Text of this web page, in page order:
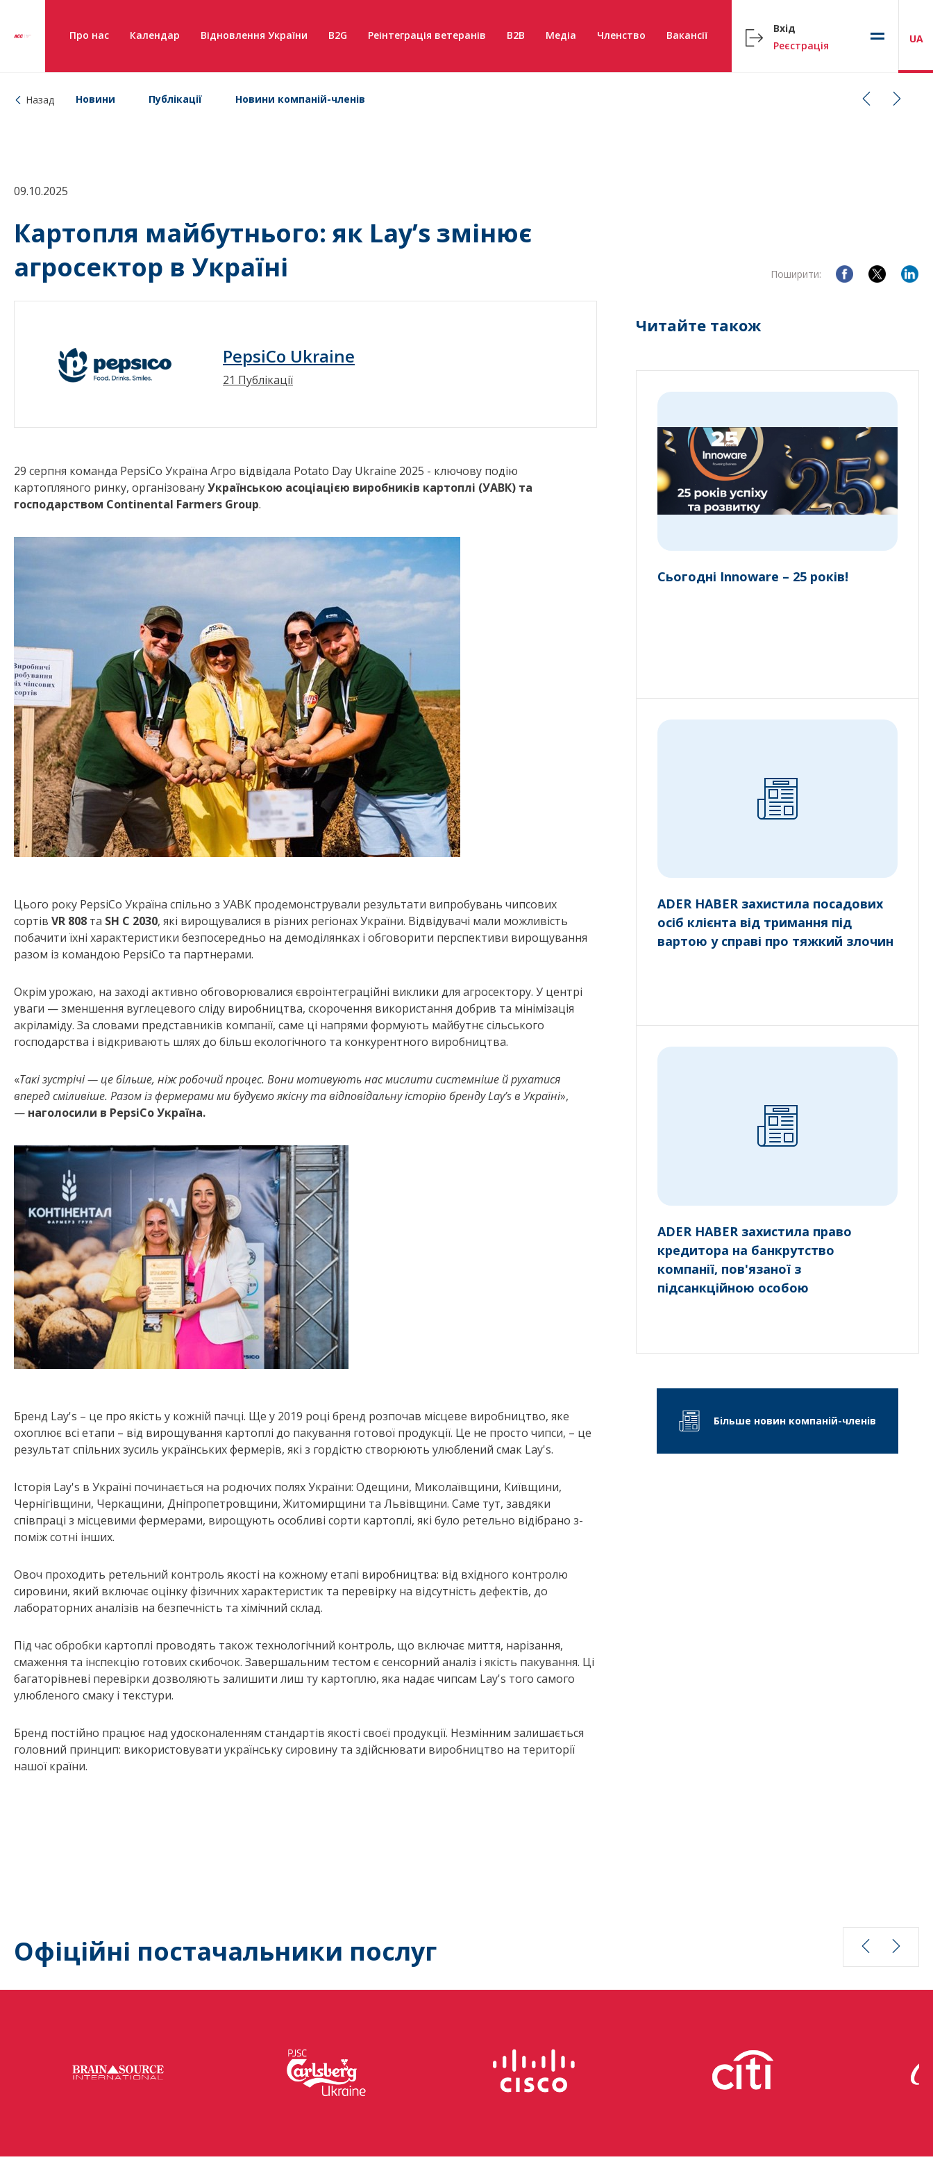
Про нас Календар Відновлення України B2G Реінтеграція ветеранів B2B Медіа Членство Вакансії
Вхід
Реєстрація
UA
Назад Новини Публікації Новини компаній-членів
09.10.2025
Картопля майбутнього: як Lay’s змінює
агросектор в Україні
Поширити:
PepsiCo Ukraine
21 Публікації
29 серпня команда PepsiCo Україна Агро відвідала Potato Day Ukraine 2025 - ключову подію
картопляного ринку, організовануУкраїнською асоціацією виробників картоплі (УАВК) та
господарством Continental Farmers Group.
Цього року PepsiCo Україна спільно з УАВК продемонстрували результати випробувань чипсових
сортів VR 808 та SH C 2030, які вирощувалися в різних регіонах України. Відвідувачі мали можливість
побачити їхні характеристики безпосередньо на демоділянках і обговорити перспективи вирощування
разом із командою PepsiCo та партнерами.
Окрім урожаю, на заході активно обговорювалися євроінтеграційні виклики для агросектору. У центрі
уваги — зменшення вуглецевого сліду виробництва, скорочення використання добрив та мінімізація
акріламіду. За словами представників компанії, саме ці напрями формують майбутнє сільського
господарства і відкривають шлях до більш екологічного та конкурентного виробництва.
«Такі зустрічі — це більше, ніж робочий процес. Вони мотивують нас мислити системніше й рухатися
вперед сміливіше. Разом із фермерами ми будуємо якісну та відповідальну історію бренду Lay’s в Україні»,
— наголосили в PepsiCo Україна.
Бренд Lay's – це про якість у кожній пачці. Ще у 2019 році бренд розпочав місцеве виробництво, яке
охоплює всі етапи – від вирощування картоплі до пакування готової продукції. Це не просто чипси, – це
результат спільних зусиль українських фермерів, які з гордістю створюють улюблений смак Lay's.
Історія Lay's в Україні починається на родючих полях України: Одещини, Миколаївщини, Київщини,
Чернігівщини, Черкащини, Дніпропетровщини, Житомирщини та Львівщини. Саме тут, завдяки
співпраці з місцевими фермерами, вирощують особливі сорти картоплі, які було ретельно відібрано з-
поміж сотні інших.
Овоч проходить ретельний контроль якості на кожному етапі виробництва: від вхідного контролю
сировини, який включає оцінку фізичних характеристик та перевірку на відсутність дефектів, до
лабораторних аналізів на безпечність та хімічний склад.
Під час обробки картоплі проводять також технологічний контроль, що включає миття, нарізання,
смаження та інспекцію готових скибочок. Завершальним тестом є сенсорний аналіз і якість пакування. Ці
багаторівневі перевірки дозволяють залишити лиш ту картоплю, яка надає чипсам Lay's того самого
улюбленого смаку і текстури.
Бренд постійно працює над удосконаленням стандартів якості своєї продукції. Незмінним залишається
головний принцип: використовувати українську сировину та здійснювати виробництво на території
нашої країни.
Читайте також
Сьогодні Innoware – 25 років!
ADER HABER захистила посадових
осіб клієнта від тримання під
вартою у справі про тяжкий злочин
ADER HABER захистила право
кредитора на банкрутство
компанії, пов'язаної з
підсанкційною особою
Більше новин компаній-членів
Офіційні постачальники послуг